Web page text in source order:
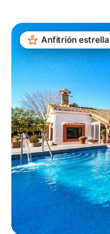
Anfitrión estrella